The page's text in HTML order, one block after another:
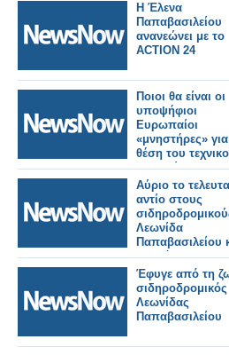
Η Έλενα
Παπαβασιλείου
ανανεώνει με το
ACTION 24
Ποιοι θα είναι οι
υποψήφιοι
Ευρωπαίοι
«μνηστήρες»
θέση του
συμβούλου
ΟΣΕ;
Αύριο το
αντίο στους
Λεωνίδα
Παπαβασιλείου
Αθανάσιο
Καραπάντσιο
Έφυγε από τη
σιδηροδρομικός
Λεωνίδας
Παπαβασιλείου